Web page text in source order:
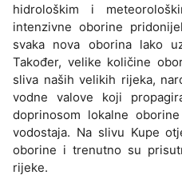
hidrološkim i
intenzivne oborine
svaka nova oborina lako
Također, velike količine
sliva naših velikih rijeka,
vodne valove koji
doprinosom lokalne
vodostaja. Na slivu Kupe
oborine i trenutno su
rijeke.